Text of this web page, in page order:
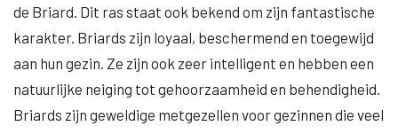
de Briard. Dit ras staat ook bekend om zijn fantastische
karakter. Briards zijn loyaal, beschermend en toegewijd
aan hun gezin. Ze zijn ook zeer intelligent en hebben een
natuurlijke neiging tot gehoorzaamheid en behendigheid.
Briards zijn geweldige metgezellen voor gezinnen die veel